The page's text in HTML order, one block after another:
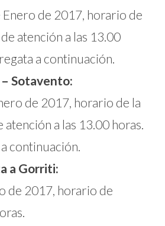
de 2017, horario de
atención a las 13.00
a continuación.
Sotavento:
de 2017, horario de la
atención a las 13.00 horas.
continuación.
a Gorriti:
de 2017, horario de